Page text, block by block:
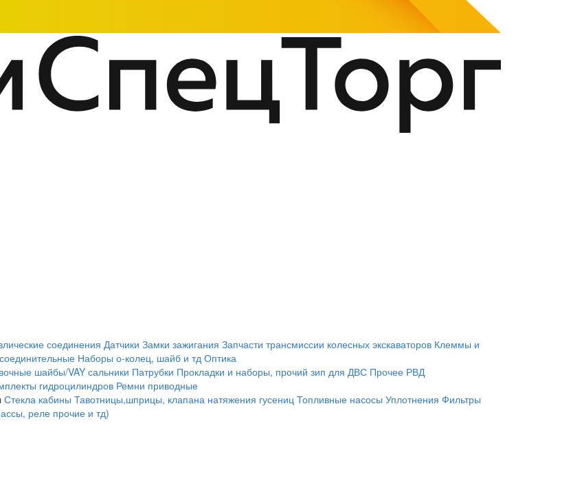
соединения Датчики Замки зажигания Запчасти трансмиссии колесных экскаваторов Клеммы и
Наборы о-колец, шайб и тд Оптика
шайбы/VAY сальники Патрубки Прокладки и наборы, прочий зип для ДВС Прочее РВД
гидроцилиндров Ремни приводные
Стекла кабины Тавотницы,шприцы, клапана натяжения гусениц Топливные насосы Уплотнения Фильтры
реле прочие и тд)